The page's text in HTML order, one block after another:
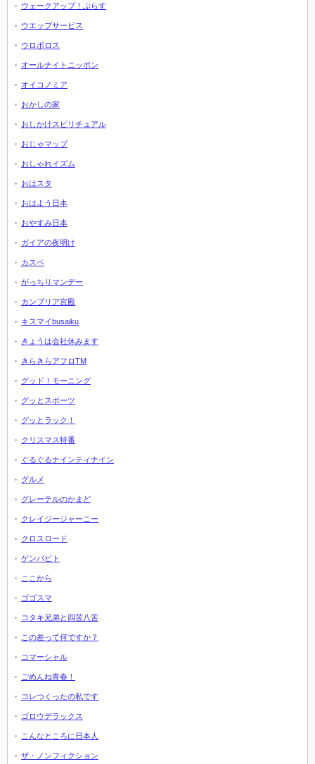
ウェークアップ！ぷらす
ウエッブサービス
ウロボロス
オールナイトニッポン
オイコノミア
おかしの家
おしかけスピリチュアル
おじゃマップ
おしゃれイズム
おはスタ
おはよう日本
おやすみ日本
ガイアの夜明け
カスペ
がっちりマンデー
カンブリア宮殿
キスマイbusaiku
きょうは会社休みます
きらきらアフロTM
グッド！モーニング
グッとスポーツ
グッとラック！
クリスマス特番
ぐるぐるナインティナイン
グルメ
グレーテルのかまど
クレイジージャーニー
クロスロード
ゲンバビト
ここから
ゴゴスマ
コタキ兄弟と四苦八苦
この差って何ですか？
コマーシャル
ごめんね青春！
コレつくったの私です
ゴロウデラックス
こんなところに日本人
ザ・ノンフィクション